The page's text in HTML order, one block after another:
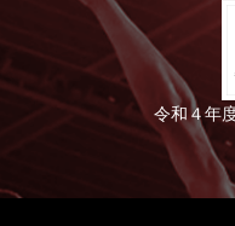
令和４年